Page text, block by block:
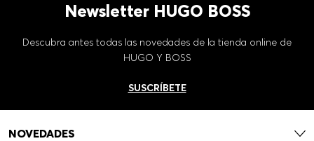
Newsletter HUGO BOSS
Descubra antes todas las novedades de la tienda online de
HUGO Y BOSS
SUSCRÍBETE
NOVEDADES